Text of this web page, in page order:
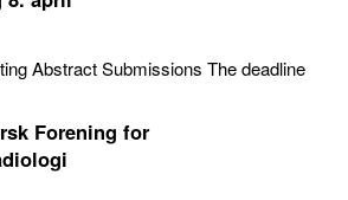
Abstract Submissions The deadline
Forening for